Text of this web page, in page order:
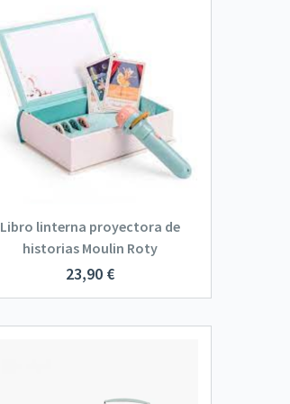
Libro linterna proyectora de
historias Moulin Roty
23,90 €